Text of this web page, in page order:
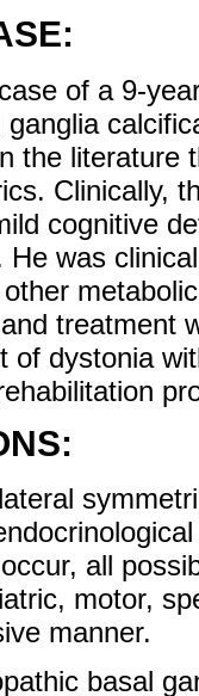
of a 9-
the literature
Clinically,
cognitive
was
treatment
of dystonia
all
motor,
manner.
basal